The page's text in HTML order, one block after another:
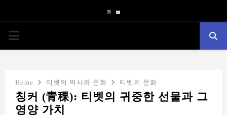
Instagram
Email
PRIMARY
Home 티벳의 역사와 문화 티벳의 문화
칭커 (青稞): 티벳의 귀중한 선물과 그
영양 가치